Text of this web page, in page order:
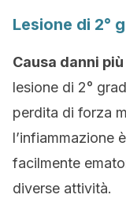
Lesione di 2°
Causa danni
lesione di 2°
perdita di forza
l’infiammazione
facilmente
diverse attività.